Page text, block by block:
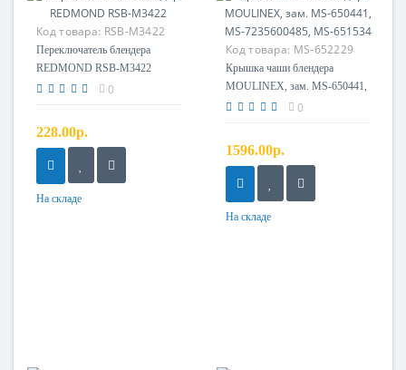
Код товара: RSB-M3422
Переключатель
Переключатель блендера
REDMOND RSB-M3422
0
228.00р.
На складе
Код товара: MS-652229
Крышка чаши блендера
MOULINEX, зам. MS-650441,
MS-7235600485, MS-651534
0
1596.00р.
На складе